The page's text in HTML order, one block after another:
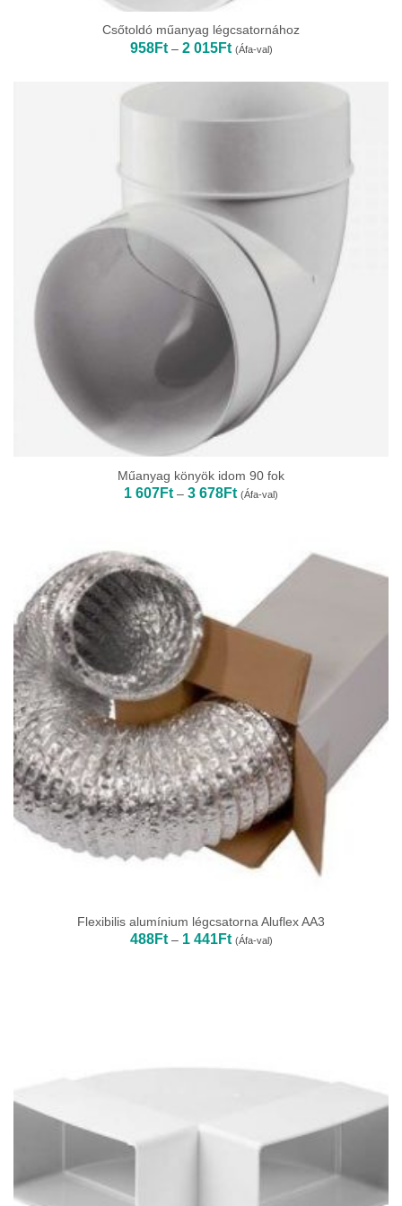
Csőtoldó műanyag légcsatornához
958Ft – 2 015FtÁrtartomány:
958Ft
2
(Áfa-val)
Műanyag könyök idom 90 fok
1 607Ft – 3 678FtÁrtartomány:
1
(Áfa-val)
Flexibilis alumínium légcsatorna Aluflex AA3
488Ft – 1 441FtÁrtartomány:
488Ft
(Áfa-val)